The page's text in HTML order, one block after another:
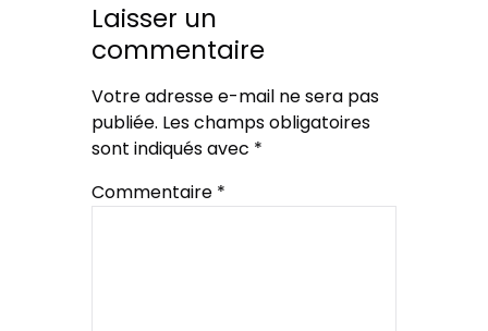
Laisser un
commentaire
Votre adresse e-mail ne sera pas
publiée. Les champs obligatoires
sont indiqués avec *
Commentaire *